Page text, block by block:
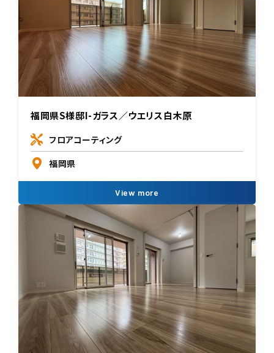
福岡県S様邸I-ガラス／ウエリス白木原
フロアコーティング
福岡県
View more